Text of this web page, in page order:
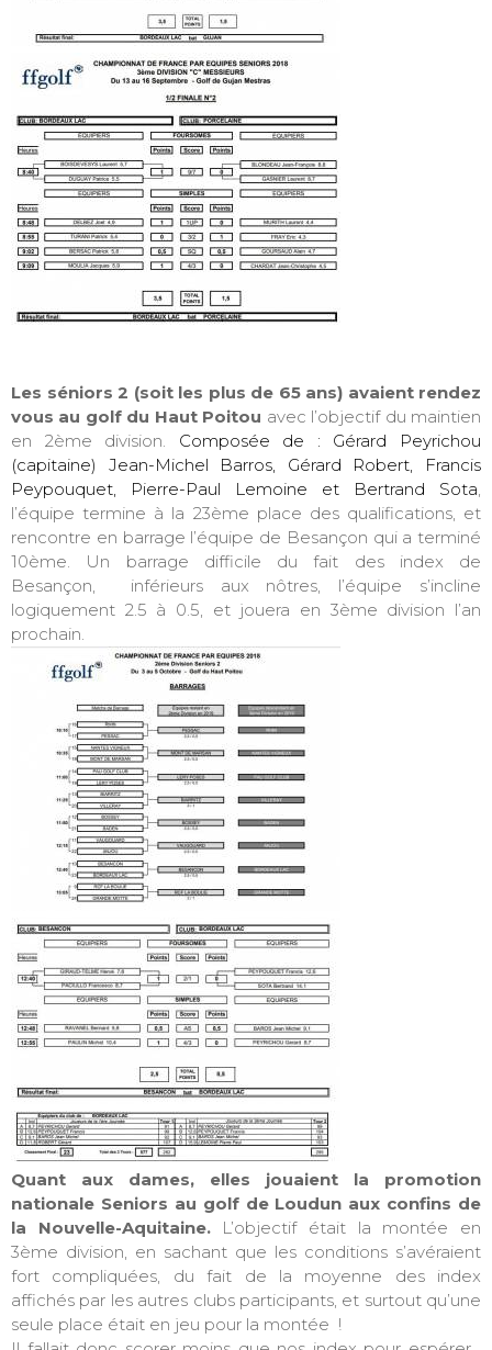
Les séniors 2 (soit les plus de 65 ans) avaient rendez
vous au golf du Haut Poitou avec l’objectif du maintien
en 2ème division. Composée de : Gérard Peyrichou
(capitaine) Jean-Michel Barros, Gérard Robert, Francis
Peypouquet, Pierre-Paul Lemoine et Bertrand Sota,
l’équipe termine à la 23ème place des qualifications, et
rencontre en barrage l’équipe de Besançon qui a terminé
10ème. Un barrage difficile du fait des index de
Besançon, inférieurs aux nôtres, l’équipe s’incline
logiquement 2.5 à 0.5, et jouera en 3ème division l’an
prochain.
Quant aux dames, elles jouaient la promotion
nationale Seniors au golf de Loudun aux confins de
la Nouvelle-Aquitaine.L’objectif était la montée en
3ème division, en sachant que les conditions s’avéraient
fort compliquées, du fait de la moyenne des index
affichés par les autres clubs participants, et surtout qu’une
seule place était en jeu pour la montée !